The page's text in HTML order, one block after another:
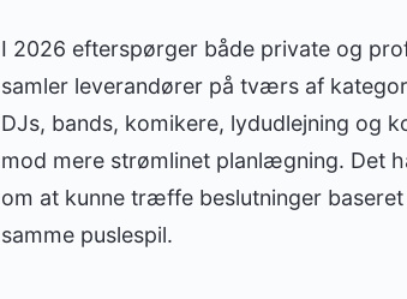
I 2026 efterspørger både private og
samler leverandører på tværs af
DJs, bands, komikere, lydudlejning og
mod mere strømlinet planlægning. Det
om at kunne træffe beslutninger
samme puslespil.